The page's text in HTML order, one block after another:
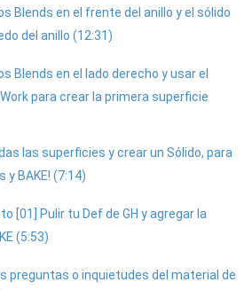
Blends en el frente del anillo y el sólido
del anillo (12:31)
Blends en el lado derecho y usar el
para crear la primera superficie
las superficies y crear un Sólido, para
BAKE! (7:14)
[01] Pulir tu Def de GH y agregar la
(5:53)
preguntas o inquietudes del material de